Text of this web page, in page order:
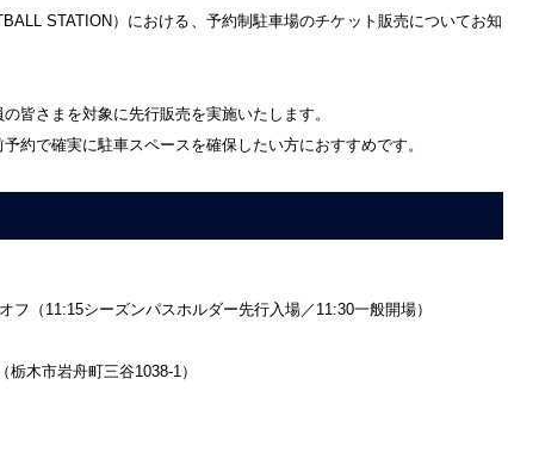
STATION）における、予約制駐車場のチケット販売についてお知
皆さまを対象に先行販売を実施いたします。
約で確実に駐車スペースを確保したい方におすすめです。
フ（11:15シーズンパスホルダー先行入場／11:30一般開場）
木市岩舟町三谷1038-1）